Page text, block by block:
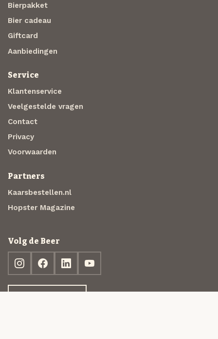
Bierpakket
Bier cadeau
Giftcard
Aanbiedingen
Service
Klantenservice
Veelgestelde vragen
Contact
Privacy
Voorwaarden
Partners
Kaarsbestellen.nl
Hopster Magazine
Volg de Beer